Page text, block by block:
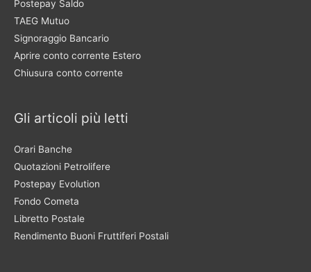
Postepay Saldo
TAEG Mutuo
Signoraggio Bancario
Aprire conto corrente Estero
Chiusura conto corrente
Gli articoli più letti
Orari Banche
Quotazioni Petrolifere
Postepay Evolution
Fondo Cometa
Libretto Postale
Rendimento Buoni Fruttiferi Postali